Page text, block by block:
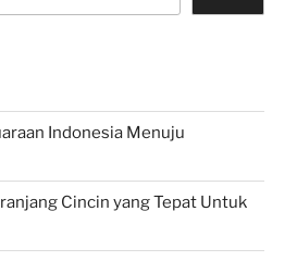
Indonesia Menuju
Cincin yang Tepat Untuk